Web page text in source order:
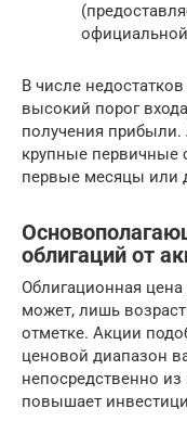
В числе
высокий порог
получения прибыли.
крупные
первые месяцы или
облигаций от
Облигационная
может, лишь
отметке. Акции
ценовой диапазон
непосредственно
повышает